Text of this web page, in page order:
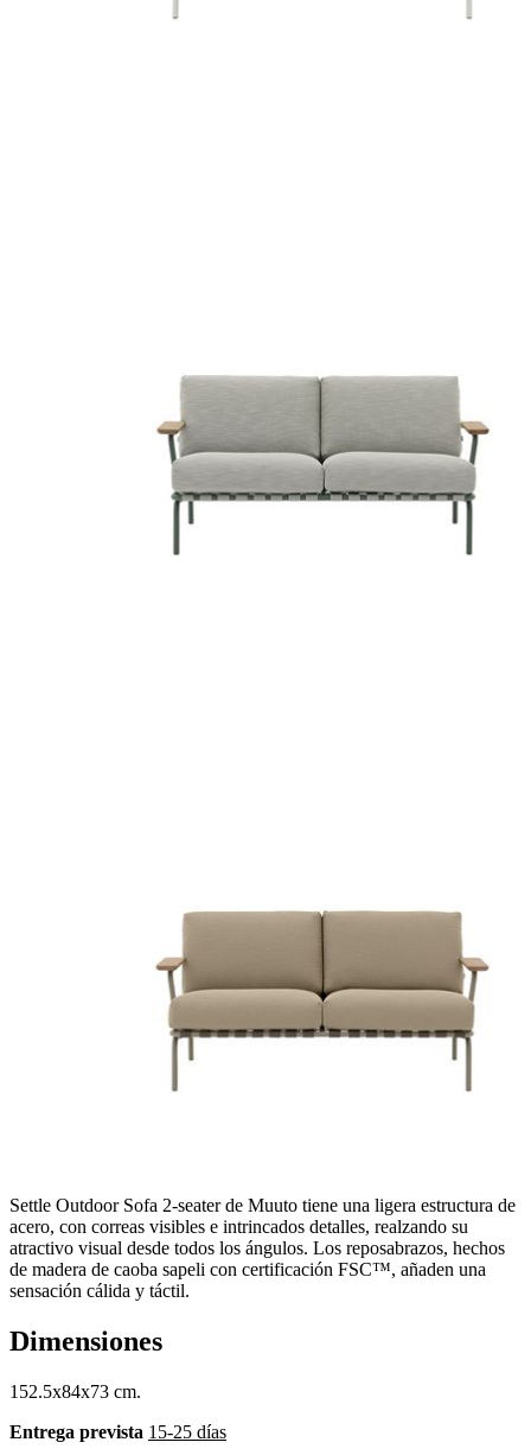
Settle Outdoor Sofa 2-seater de Muuto tiene una ligera estructura de
acero, con correas visibles e intrincados detalles, realzando su
atractivo visual desde todos los ángulos. Los reposabrazos, hechos
de madera de caoba sapeli con certificación FSC™, añaden una
sensación cálida y táctil.
Dimensiones
152.5x84x73 cm.
Entrega prevista 15-25 días